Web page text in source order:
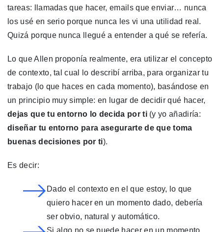
tareas: llamadas que hacer, emails que enviar… nunca
los usé en serio porque nunca les vi una utilidad real.
Quizá porque nunca llegué a entender a qué se refería.
Lo que Allen proponía realmente, era utilizar el concepto
de contexto, tal cual lo describí arriba, para organizar tu
trabajo (lo que haces en cada momento), basándose en
un principio muy simple: en lugar de decidir qué hacer,
dejas que tu entorno lo decida por ti(y yo añadiría:
diseñar tu entorno para asegurarte de que toma
buenas decisiones por ti).
Es decir:
Dado el contexto en el que estoy, lo que
quiero hacer en un momento dado, debería
ser obvio, natural y automático.